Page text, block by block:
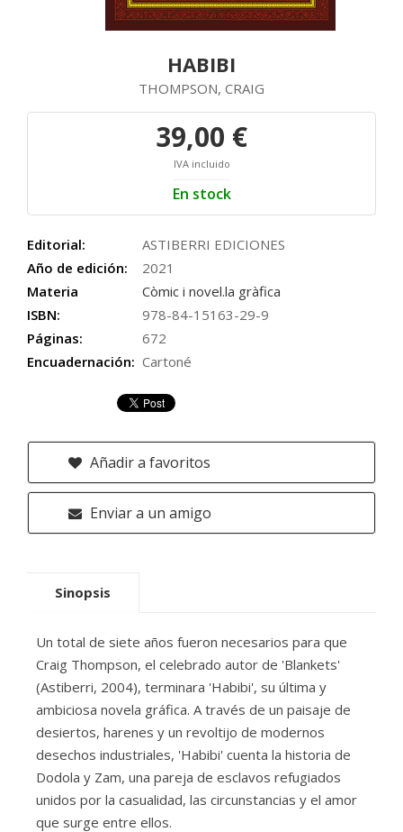
HABIBI
THOMPSON, CRAIG
39,00 €
IVA incluido
En stock
Editorial:
ASTIBERRI EDICIONES
Año de edición:
2021
Materia
Còmic i novel.la gràfica
ISBN:
978-84-15163-29-9
Páginas:
672
Encuadernación: Cartoné
Añadir a favoritos
Enviar a un amigo
Sinopsis
Un total de siete años fueron necesarios para que
Craig Thompson, el celebrado autor de 'Blankets'
(Astiberri, 2004), terminara 'Habibi', su última y
ambiciosa novela gráfica. A través de un paisaje de
desiertos, harenes y un revoltijo de modernos
desechos industriales, 'Habibi' cuenta la historia de
Dodola y Zam, una pareja de esclavos refugiados
unidos por la casualidad, las circunstancias y el amor
que surge entre ellos.